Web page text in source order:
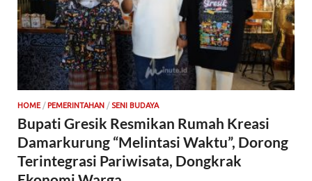
HOME/ PEMERINTAHAN /SENI BUDAYA
Bupati Gresik Resmikan Rumah Kreasi
Damarkurung “Melintasi Waktu”, Dorong
Terintegrasi Pariwisata, Dongkrak